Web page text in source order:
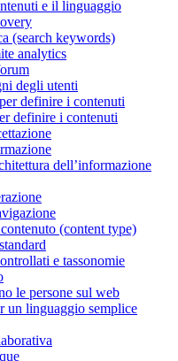
e il linguaggio
(search keywords)
analytics
degli utenti
definire i contenuti
definire i contenuti
dell’informazione
(content type)
e tassonomie
le persone sul web
un linguaggio semplice